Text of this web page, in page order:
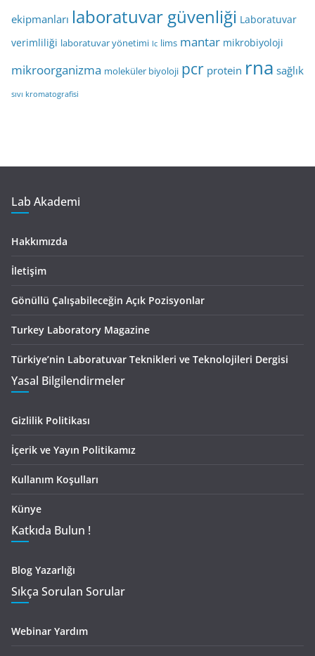
ekipmanları laboratuvar güvenliği Laboratuvar
verimliliği laboratuvar yönetimi lc lims mantar mikrobiyoloji
mikroorganizma moleküler biyoloji pcr protein rna sağlık
sıvı kromatografisi
Lab Akademi
Hakkımızda
İletişim
Gönüllü Çalışabileceğin Açık Pozisyonlar
Turkey Laboratory Magazine
Türkiye’nin Laboratuvar Teknikleri ve Teknolojileri Dergisi
Yasal Bilgilendirmeler
Gizlilik Politikası
İçerik ve Yayın Politikamız
Kullanım Koşulları
Künye
Katkıda Bulun !
Blog Yazarlığı
Sıkça Sorulan Sorular
Webinar Yardım